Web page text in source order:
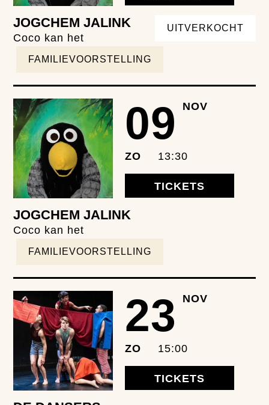
JOGCHEM JALINK
Coco kan het
UITVERKOCHT
FAMILIEVOORSTELLING
09 NOV
ZO 13:30
TICKETS
JOGCHEM JALINK
Coco kan het
FAMILIEVOORSTELLING
23 NOV
ZO 15:00
TICKETS